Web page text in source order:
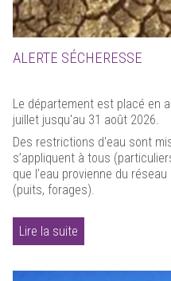
ALERTE SÉCHERESSE
Le département est placé en
juillet jusqu'au 31 août 2026.
Des restrictions d'eau sont
s’appliquent à tous
que l’eau provienne du
(puits, forages).
Lire la suite